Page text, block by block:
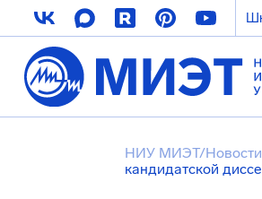
НИУ МИЭТ/Новости
кандидатской